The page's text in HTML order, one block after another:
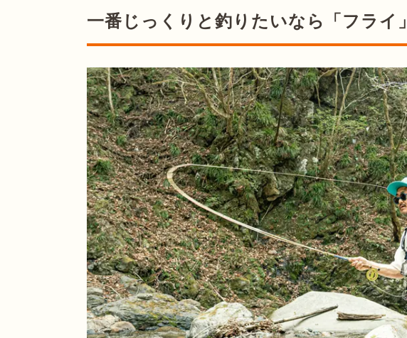
一番じっくりと釣りたいなら「フライ」